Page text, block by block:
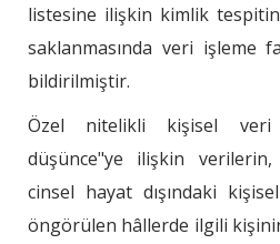
listesine ilişkin kimlik
saklanmasında veri işleme
bildirilmiştir.
Özel nitelikli kişisel veri
düşünce"ye ilişkin verilerin,
cinsel hayat dışındaki
öngörülen hâllerde ilgili kişinin